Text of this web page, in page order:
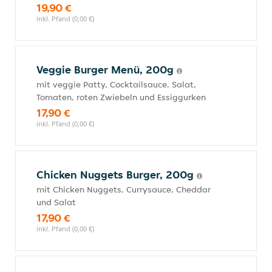
19,90 €
inkl. Pfand (0,00 €)
Veggie Burger Menü, 200g
mit veggie Patty, Cocktailsauce, Salat,
Tomaten, roten Zwiebeln und Essiggurken
17,90 €
inkl. Pfand (0,00 €)
Chicken Nuggets Burger, 200g
mit Chicken Nuggets, Currysauce, Cheddar
und Salat
17,90 €
inkl. Pfand (0,00 €)